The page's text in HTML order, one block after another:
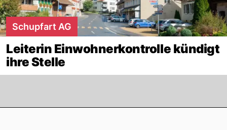
Schupfart AG
Leiterin Einwohnerkontrolle kündigt
ihre Stelle